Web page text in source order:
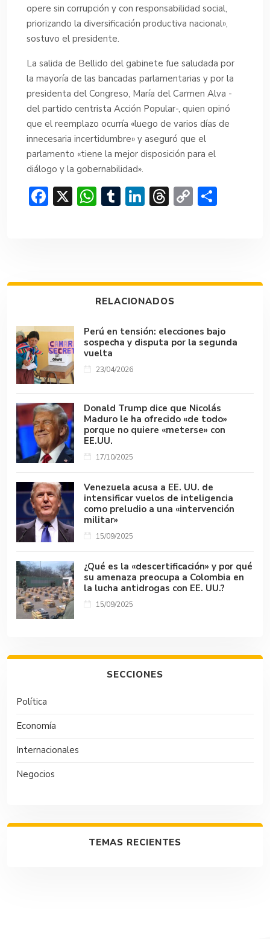
opere sin corrupción y con responsabilidad social,
priorizando la diversificación productiva nacional»,
sostuvo el presidente.
La salida de Bellido del gabinete fue saludada por
la mayoría de las bancadas parlamentarias y por la
presidenta del Congreso, María del Carmen Alva -
del partido centrista Acción Popular-, quien opinó
que el reemplazo ocurría «luego de varios días de
innecesaria incertidumbre» y aseguró que el
parlamento «tiene la mejor disposición para el
diálogo y la gobernabilidad».
F
ok
X W
p
p
T Li T
s
C
n tir
RELACIONADOS
Perú en tensión: elecciones bajo
sospecha y disputa por la segunda
vuelta
23/04/2026
Donald Trump dice que Nicolás
Maduro le ha ofrecido «de todo»
porque no quiere «meterse» con
EE.UU.
17/10/2025
Venezuela acusa a EE. UU. de
intensificar vuelos de inteligencia
como preludio a una «intervención
militar»
15/09/2025
¿Qué es la «descertificación» y por qué
su amenaza preocupa a Colombia en
la lucha antidrogas con EE. UU.?
15/09/2025
SECCIONES
Política
Economía
Internacionales
Negocios
TEMAS RECIENTES